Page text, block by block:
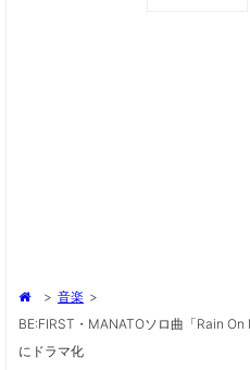
> 音楽 >
BE:FIRST・MANATOソロ曲「Rain
にドラマ化